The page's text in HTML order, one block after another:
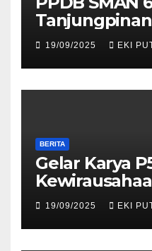
19/09/2025 EKI
BERITA
Gelar Karya
19/09/2025 EKI